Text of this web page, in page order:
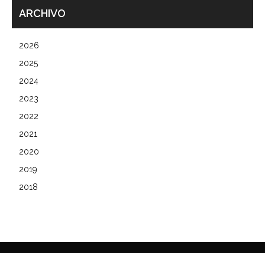
ARCHIVO
2026
2025
2024
2023
2022
2021
2020
2019
2018